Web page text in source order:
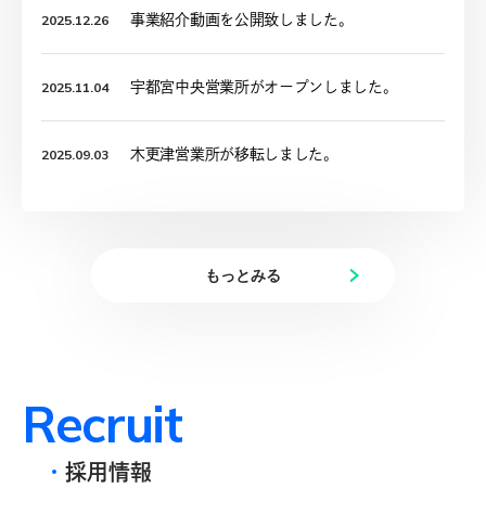
2025.12.26 事業紹介動画を公開致しました。
2025.11.04 宇都宮中央営業所がオープンしました。
2025.09.03 木更津営業所が移転しました。
もっとみる
Recruit
採用情報